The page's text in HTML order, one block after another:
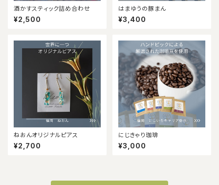
酒かすスティック詰め合わせ
¥2,500
はまゆうの豚まん
¥3,400
ねおんオリジナルピアス
¥2,700
にじきゃり珈琲
¥3,000